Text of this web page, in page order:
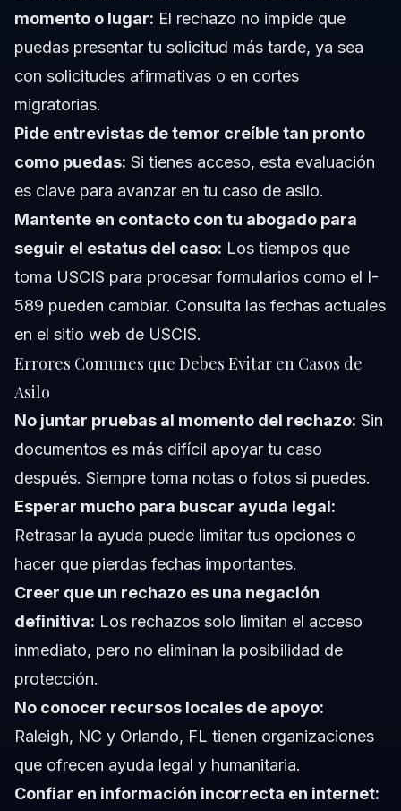
momento o lugar: El rechazo no impide que
puedas presentar tu solicitud más tarde, ya sea
con solicitudes afirmativas o en cortes
migratorias.
Pide entrevistas de temor creíble tan pronto
como puedas: Si tienes acceso, esta evaluación
es clave para avanzar en tu caso de asilo.
Mantente en contacto con tu abogado para
seguir el estatus del caso: Los tiempos que
toma USCIS para procesar formularios como el I-
589 pueden cambiar. Consulta las fechas actuales
en el sitio web de USCIS.
Errores Comunes que Debes Evitar en Casos de
Asilo
No juntar pruebas al momento del rechazo: Sin
documentos es más difícil apoyar tu caso
después. Siempre toma notas o fotos si puedes.
Esperar mucho para buscar ayuda legal:
Retrasar la ayuda puede limitar tus opciones o
hacer que pierdas fechas importantes.
Creer que un rechazo es una negación
definitiva: Los rechazos solo limitan el acceso
inmediato, pero no eliminan la posibilidad de
protección.
No conocer recursos locales de apoyo:
Raleigh, NC y Orlando, FL tienen organizaciones
que ofrecen ayuda legal y humanitaria.
Confiar en información incorrecta en internet: